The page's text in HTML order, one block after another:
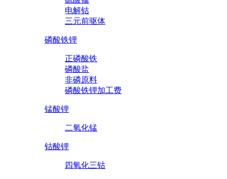
电解钴
三元前驱体
磷酸铁锂
正磷酸铁
磷酸盐
非磷原料
磷酸铁锂加工费
锰酸锂
二氧化锰
钴酸锂
四氧化三钴